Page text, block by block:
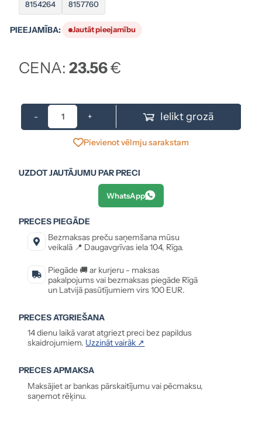
8154264 8157760
PIEEJAMĪBA: Jautāt pieejamību
CENA:23.56€
- + Ielikt grozā
Pievienot vēlmju sarakstam
UZDOT JAUTĀJUMU PAR PRECI
WhatsApp
PRECES PIEGĀDE
Bezmaksas preču saņemšana mūsu
veikalā 📍 Daugavgrīvas iela 104, Rīga.
Piegāde 🚚 ar kurjeru - maksas
pakalpojums vai bezmaksas piegāde Rīgā
un Latvijā pasūtījumiem virs 100 EUR.
PRECES ATGRIEŠANA
14 dienu laikā varat atgriezt preci bez papildus
skaidrojumiem. Uzzināt vairāk ↗
PRECES APMAKSA
Maksājiet ar bankas pārskaitījumu vai pēcmaksu,
saņemot rēķinu.